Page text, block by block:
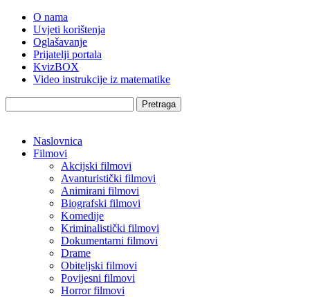
O nama
Uvjeti korištenja
Oglašavanje
Prijatelji portala
KvizBOX
Video instrukcije iz matematike
Pretraga
Naslovnica
Filmovi
Akcijski filmovi
Avanturistički filmovi
Animirani filmovi
Biografski filmovi
Komedije
Kriminalistički filmovi
Dokumentarni filmovi
Drame
Obiteljski filmovi
Povijesni filmovi
Horror filmovi